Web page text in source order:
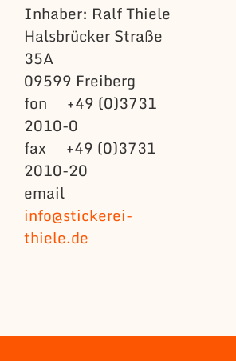
Inhaber: Ralf Thiele
Halsbrücker Straße
35A
09599 Freiberg
fon +49 (0)3731
2010-0
fax +49 (0)3731
2010-20
email
info@stickerei-
thiele.de